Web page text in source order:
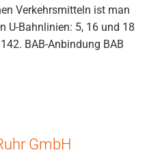
Verkehrsmitteln ist man
U-Bahnlinien: 5, 16 und 18
BAB-Anbindung BAB
GmbH